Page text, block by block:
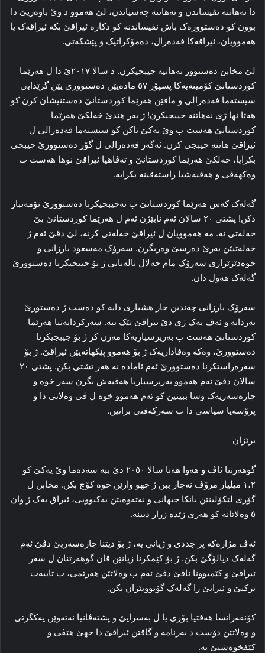
دا نه‌هاتنه‌ نڤیساندن و نه‌هاتنه‌ چه‌سپاندن، لێ هه‌موو د وێ باوه‌ریێ دا
بوون کو ده‌ستووره‌ک باش نڤیساندنه‌ کو دکاره‌ ئیراقێ بکه‌ ئیراقه‌ک یا
هه‌موویان، ئیراقه‌کا فه‌ده‌رال، ده‌مۆکراتیک و پێشکه‌تی.
لێ مخابن ده‌ستوور نه‌هاتیه‌ جیبجیکرن. د سالا ۲۰۱۷ێ دا ل هه‌رێما
کوردستانێ کۆمیته‌یه‌کا پسپۆر ٥۷ ماده‌یێن ده‌ستووری یێن گرێدایی
سیسته‌ما فه‌ده‌رالی و مافێن هه‌رێما کوردستانێ ده‌ستنیشان کرن کو
هه‌تا نها ژی نه‌هاتنه‌ جیبجیکرن! ژ به‌ر هندێ خه‌لکێ هه‌رێما
کوردستانێ هه‌ست ب وێ یه‌کێ ناکن کو سیسته‌ما فه‌ده‌رالی ل
ئیراقێ هاتنه‌ جیبجی کرن. ئه‌گه‌ر فه‌ده‌رالی ل گۆر ده‌ستوورێ جیبجی
بکرایا، خه‌لکێ هه‌رێما کوردستانێ و ته‌ڤاهیا ئیراقێ نوها هه‌ست ب
وه‌کهه‌ڤی و هه‌ڤبه‌شیا راسته‌قینه‌ بکرایه‌.
گه‌له‌ک که‌س هه‌رێما کوردستانێ ب نه‌جیبجیکرنا ده‌ستوورێ تۆمه‌تبار
دکن! پشتی ۲۰ سالان ئه‌م نابێژن ئه‌م ل هه‌رێما کوردستانێ بێ
خه‌له‌تی نه‌. مه‌ هه‌موویان ل ئیراقێ خه‌له‌تی کرنه‌، لێ دڤێ ئه‌م ژ
خه‌له‌تیێن به‌رێ ده‌رسێ وه‌ربگرن. سه‌رۆک مه‌سعود بارزانی و
خوه‌دێژێرازی سه‌رۆک مام جه‌لال تاله‌بانی ژ بۆ جیبجیکرنا ده‌ستوورێ
گه‌له‌ک هه‌ول دان.
سه‌رۆک بارزانی چه‌ندین جار هشیاری دایه‌ کو ده‌ست ژ ده‌ستورێ
به‌ردانه‌ و ئه‌ڤ یه‌ک ژی دێ ئیراقێ تێک ببه‌. سه‌رکردایه‌تیا هه‌رێما
کوردستانێ هه‌ست ب به‌رپرسیاریه‌کا مه‌زن کر ژ بۆ جیبجیکرنا
ده‌ستوورێ، وه‌که‌ وه‌فاداریه‌ک ژ بۆ هه‌موو پێکهاته‌یێن ئیراقێ. ژ بۆ
سه‌ره‌راستکرنا ده‌ستوورێ ئه‌م ئاماده‌ نه‌ هه‌ر تشتی بکن. پشتی ۲۰
سالان دڤێ ئه‌م هه‌موو به‌رپرسیاریا هه‌ڤبه‌ش بگرن سه‌ر خوه‌ و
چاره‌سه‌ریه‌ک وسا ببینین کو ئه‌م هه‌موو خوه‌ ل ڤی وه‌لاتی دا و
پرۆسه‌یا سیاسی دا ب سه‌رکه‌فتی بزانین.
برێزان
گوهه‌رتنا ئاڤ و هه‌وا هه‌تا سالا ۲۰٥۰ دێ ببه‌ سه‌ده‌ما وێ یه‌کێ کو
۱،۲ میلیار مرۆڤ نه‌چار ببن ژ جهو وارێن خوه‌ کۆچ بکن. مخابن ل
گۆری لێکۆلینێن بانکا جیهانی و نه‌ته‌وه‌یێن یه‌کبوویی، ئیراق یه‌ک ژ وان
٥ وه‌لاتانه‌ کو هه‌ری زێده‌ زرار دبینه‌.
ئه‌ڤ مژاره‌که‌ پر جددی و ژیانی یه‌، ژ بۆ دیتنا چاره‌سه‌ریێ دڤێ ئه‌م
گه‌له‌ک دیالۆگێ بکن. ژ بۆ کێمکرنا زیانێن ڤان گوهه‌رتنان ل سه‌ر
ئیراقێ و کێمبوونا ئاڤێ دڤێ ئه‌م ب وه‌لاتێن هه‌رێمی، ب تایبه‌ت
ترکیێ و ئیرانێ را گه‌له‌ک گۆتووبێژان بکن.
کۆنفه‌رانسا هه‌فتیا بۆری یا ل به‌سرایێ و پشته‌ڤانیا نه‌ته‌وێن یه‌کگرتی
و وه‌لاتێن دۆست د به‌رنامه‌ و گاڤێن ئیراقێ دا جهێ هێڤی و
کێفخوه‌شیێ یه‌.